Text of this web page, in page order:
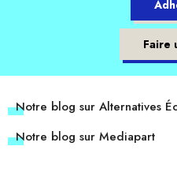
Faire
Notre blog sur Alternatives
Notre blog sur Mediapart